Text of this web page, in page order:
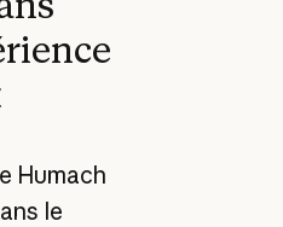
Humach
le